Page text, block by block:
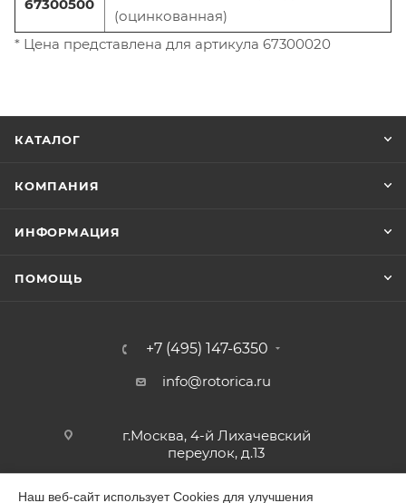
67300500
(оцинкованная)
* Цена представлена для артикула 67300020
КАТАЛОГ
КОМПАНИЯ
ИНФОРМАЦИЯ
ПОМОЩЬ
+7 (495) 147-6350
info@rotorica.ru
г.Москва, 4-й Лихачевский
переулок, д.13
Наш веб-сайт использует Cookies для улучшения